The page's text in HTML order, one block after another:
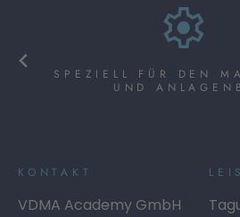
SPEZIELL FÜR DEN
UND
KONTAKT
VDMA Academy GmbH